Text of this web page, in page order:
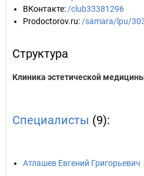
ВКонтакте: /club33381296
Prodoctorov.ru: /samara/lpu/
Структура
Клиника эстетической
Специалисты (9):
Атлашев Евгений Григорьевич